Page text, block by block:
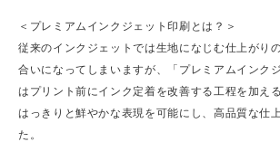
＜プレミアムインクジェット印刷とは？＞
従来のインクジェットでは生地になじむ仕上がり
合いになってしまいますが、「プレミアムインク
はプリント前にインク定着を改善する工程を加え
はっきりと鮮やかな表現を可能にし、高品質な仕
た。